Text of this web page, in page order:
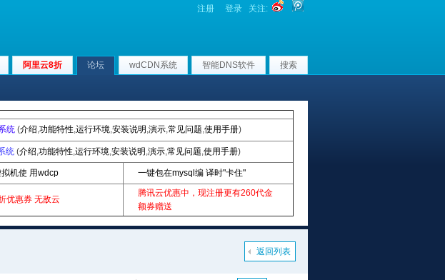
注册 登录 关注:
阿里云8折 论坛 wdCDN系统 智能DNS软件 搜索
统 (介绍,功能特性,运行环境,安装说明 ,演示,常见问题,使用手册)
统 (介绍,功能特性,运行环境,安装说明 ,演示,常见问题,使用手册)
机使 用wdcp 一键包在mysql编 译时"卡住"
优惠券 无敌云
腾讯云优惠中，现注册更有260代金
额券赠送
返回列表